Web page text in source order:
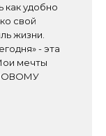
как удобно
свой
жизни.
- эта
мечты